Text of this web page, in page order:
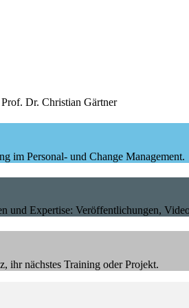
Prof. Dr. Christian Gärtner
im Personal- und Change Management.
und Expertise: Veröffentlichungen,
ihr nächstes Training oder Projekt.